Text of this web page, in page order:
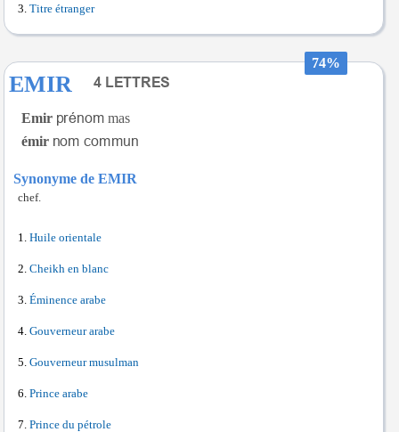
Titre étranger
74%
EMIR
Emir
mas
émir
Synonyme de EMIR
chef.
Huile orientale
Cheikh en blanc
Éminence arabe
Gouverneur arabe
Gouverneur musulman
Prince arabe
Prince du pétrole